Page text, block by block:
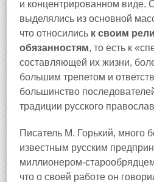
и концентрированном виде.
выделялись из основной
что относились к своим
обязанностям, то есть к
составляющей их жизни,
большим трепетом и
большинство
традиции русского
Писатель М. Горький, много
известным русским
миллионером-
что о своей работе он